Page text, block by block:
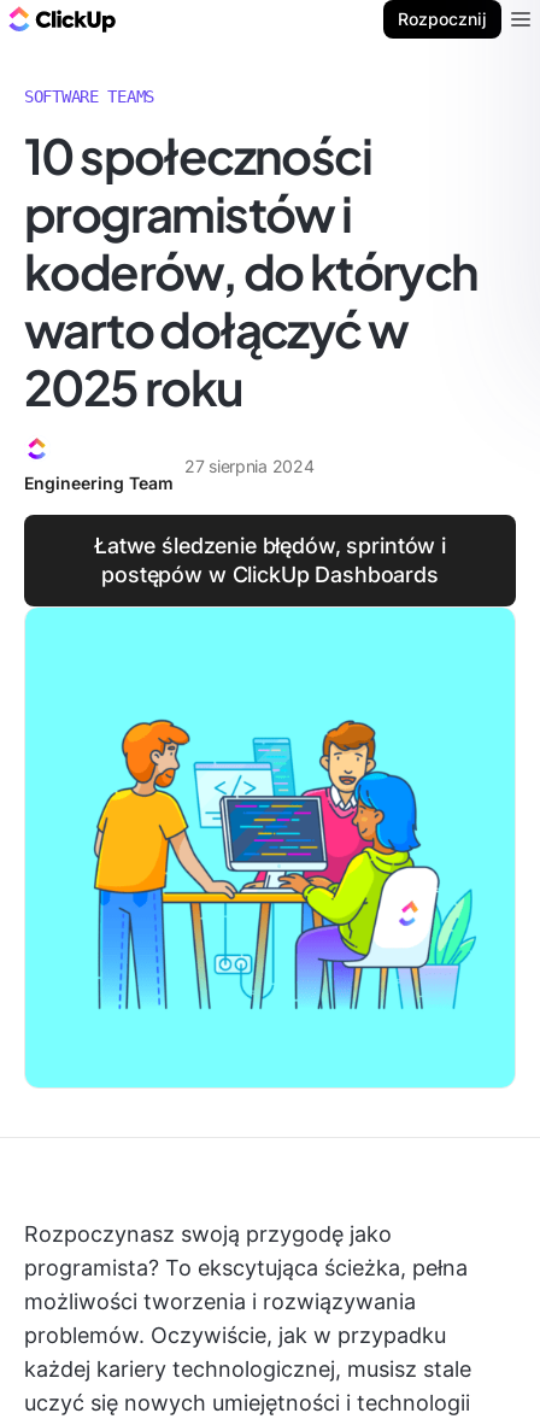
Rozpocznij
SOFTWARE TEAMS
10 społeczności
programistów i
koderów, do których
warto dołączyć w
2025 roku
Engineering Team
27 sierpnia 2024
Łatwe śledzenie błędów, sprintów i
postępów w ClickUp Dashboards
Rozpoczynasz swoją przygodę jako
programista? To ekscytująca ścieżka, pełna
możliwości tworzenia i rozwiązywania
problemów. Oczywiście, jak w przypadku
każdej kariery technologicznej, musisz stale
uczyć się nowych umiejętności i technologii